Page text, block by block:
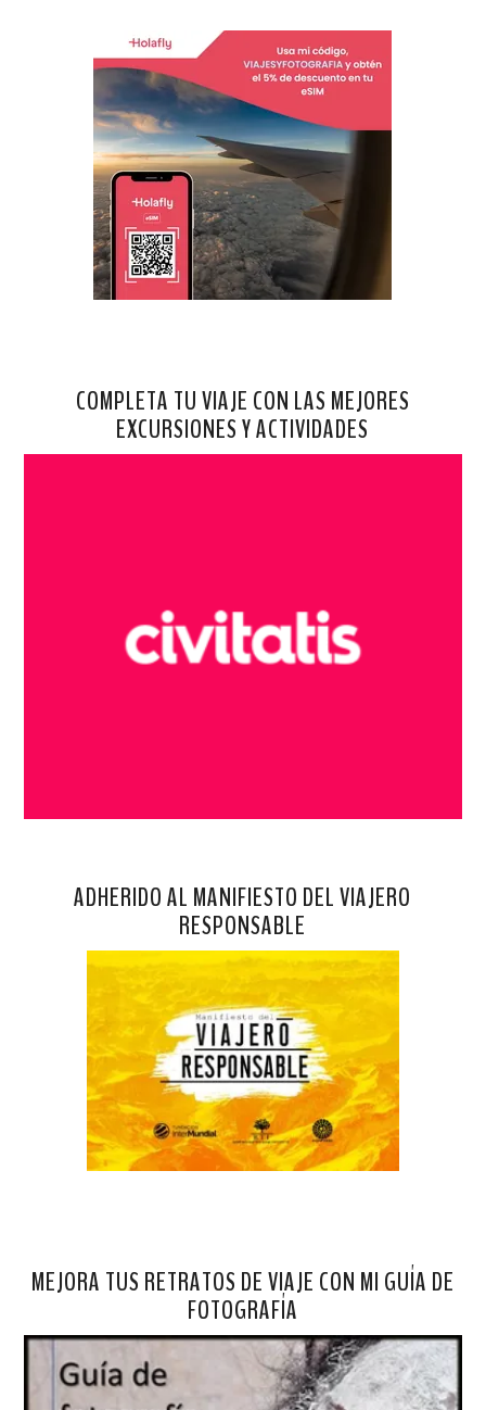
COMPLETA TU VIAJE CON LAS MEJORES
EXCURSIONES Y ACTIVIDADES
ADHERIDO AL MANIFIESTO DEL VIAJERO
RESPONSABLE
MEJORA TUS RETRATOS DE VIAJE CON MI GUÍA DE
FOTOGRAFÍA